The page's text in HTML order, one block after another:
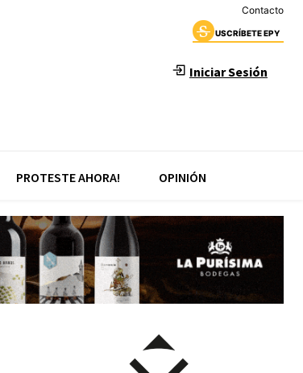
Contacto
USCRÍBETE EPY
Iniciar Sesión
PROTESTE AHORA! OPINIÓN